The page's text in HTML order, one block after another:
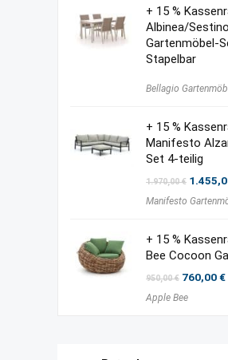
+ 15 %
Albinea/
Gartenmöbel-
Stapelbar
Bellagio
+ 15 %
Manifesto
Set 4-teilig
1.970,00€
war:
Manifesto
+ 15 %
Bee Cocoon
950,00€
war:
760,00€
Apple Bee